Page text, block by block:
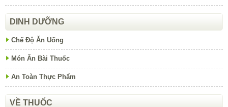
DINH DƯỠNG
Chế Độ Ăn Uống
Món Ăn Bài Thuốc
An Toàn Thực Phẩm
VỀ THUỐC